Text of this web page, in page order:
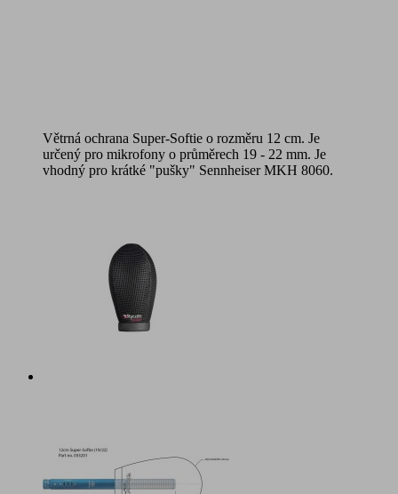
Větrná ochrana Super-Softie o rozměru 12 cm. Je
určený pro mikrofony o průměrech 19 - 22 mm. Je
vhodný pro krátké "pušky" Sennheiser MKH 8060.